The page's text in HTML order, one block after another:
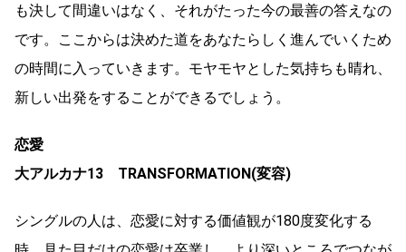
も決して間違いはなく、それがたった今の最善の答えなの
です。ここからは決めた道をあなたらしく進んでいくため
の時間に入っていきます。モヤモヤとした気持ちも晴れ、
新しい出発をすることができるでしょう。
恋愛
大アルカナ13 TRANSFORMATION(変容)
シングルの人は、恋愛に対する価値観が180度変化する